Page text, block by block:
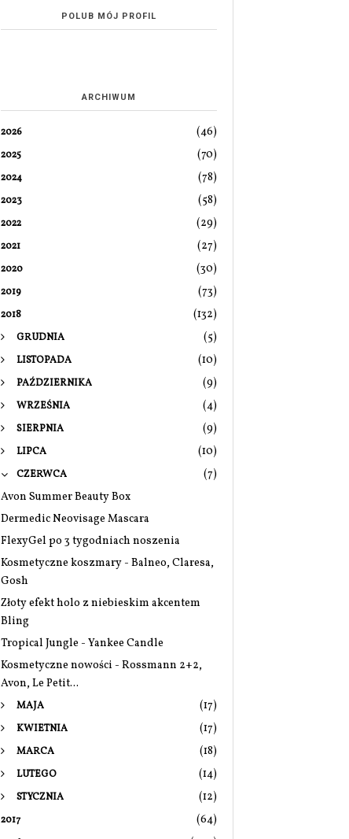
POLUB MÓJ PROFIL
ARCHIWUM
2026 (46)
2025 (70)
2024 (78)
2023 (58)
2022 (29)
2021 (27)
2020 (30)
2019 (73)
2018 (132)
GRUDNIA (5)
LISTOPADA (10)
PAŹDZIERNIKA (9)
WRZEŚNIA (4)
SIERPNIA (9)
LIPCA (10)
CZERWCA
(7)
Avon Summer Beauty Box
Dermedic Neovisage Mascara
FlexyGel po 3 tygodniach noszenia
Kosmetyczne koszmary - Balneo, Claresa,
Gosh
Złoty efekt holo z niebieskim akcentem
Bling
Tropical Jungle - Yankee Candle
Kosmetyczne nowości - Rossmann 2+2,
Avon, Le Petit...
MAJA (17)
KWIETNIA (17)
MARCA (18)
LUTEGO (14)
STYCZNIA (12)
2017 (64)